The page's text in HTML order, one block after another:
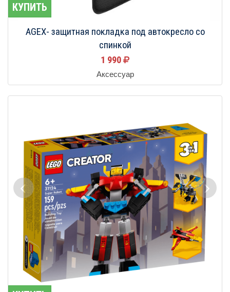
КУПИТЬ
AGEX- защитная покладка под автокресло со
спинкой
1 990
Аксессуар